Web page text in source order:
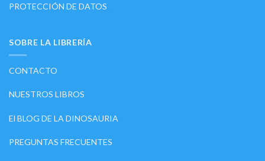
PROTECCIÓN DE DATOS
SOBRE LA LIBRERÍA
CONTACTO
NUESTROS LIBROS
El BLOG DE LA DINOSAURIA
PREGUNTAS FRECUENTES